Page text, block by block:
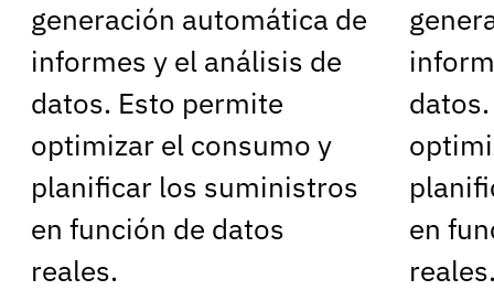
generación automática de
informes y el análisis de
datos. Esto permite
optimizar el consumo y
planificar los suministros
en función de datos
reales.
en